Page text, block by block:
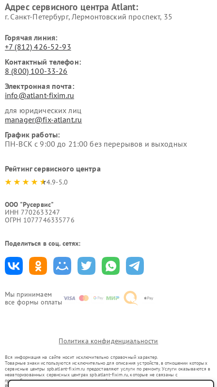
Мы принимаем
все формы оплаты
Адрес сервисного центра Atlant:
г. Санкт-Петербург, Лермонтовский проспект, 35
Горячая линия:
+7 (812) 426-52-93
Контактный телефон:
8 (800) 100-33-26
Электронная почта:
info@atlant-fixim.ru
для юридических лиц
manager@fix-atlant.ru
График работы:
ПН-ВСК с 9:00 до 21:00 без перерывов и выходных
Рейтинг сервисного центра
4.9-5.0
ООО "Русервис"
ИНН 7702633247
ОГРН 1077746335776
Поделиться в соц. сетях:
Политика конфиденциальности
Вся информация на сайте носит исключительно справочный характер.
Товарные знаки используются исключительно для описания устройств, в отношении которых
сервисные центры spb.atlant-fixim.ru предоставляют услуги по ремонту. Услуги оказываются в
неавторизованных сервисных центрах spb.atlant-fixim.ru, которые не связаны с
правообладателями товарных знаков или их официальными представителями.